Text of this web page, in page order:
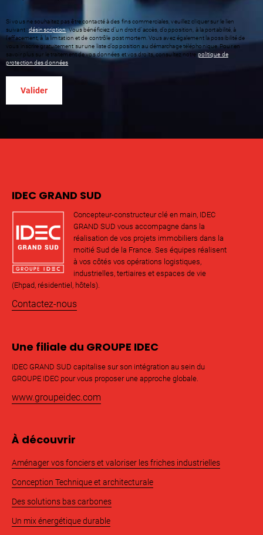
Si vous ne souhaitez pas être contacté à des fins commerciales, veuillez cliquer sur le lien
suivant :désinscription. Vous bénéficiez d’un droit d’accès, d’opposition, à la portabilité, à
l’effacement, à la limitation et de contrôle post mortem. Vous avez également la possibilité de
vous inscrire gratuitement sur une liste d’opposition au démarchage téléphonique. Pour en
savoir plus sur le traitement de vos données et vos droits, consultez notre politique de
protection des données
IDEC GRAND SUD
Concepteur-constructeur clé en main, IDEC
GRAND SUD vous accompagne dans la
réalisation de vos projets immobiliers dans la
moitié Sud de la France. Ses équipes réalisent
à vos côtés vos opérations logistiques,
industrielles, tertiaires et espaces de vie
(Ehpad, résidentiel, hôtels).
Contactez-nous
Une filiale du GROUPE IDEC
IDEC GRAND SUD capitalise sur son intégration au sein du
GROUPE IDEC pour vous proposer une approche globale.
www.groupeidec.com
À découvrir
Aménager vos fonciers et valoriser les friches industrielles
Conception Technique et architecturale
Des solutions bas carbones
Un mix énergétique durable